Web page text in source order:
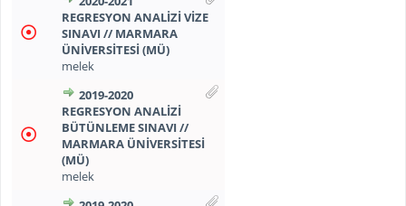
REGRESYON ANALİZİ VİZE
SINAVI // MARMARA
ÜNİVERSİTESİ (MÜ)
melek
2019-2020
REGRESYON ANALİZİ
BÜTÜNLEME SINAVI //
MARMARA ÜNİVERSİTESİ
(MÜ)
melek